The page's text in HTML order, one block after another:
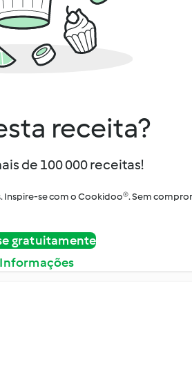
receita?
de 100 000 receitas!
Inspire-se com o Cookidoo®. Sem
gratuitamente